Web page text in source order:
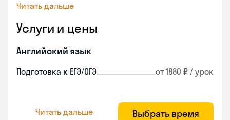
Читать дальше
Услуги и цены
Английский язык
Подготовка к ЕГЭ/ОГЭ от 1880 ₽ / урок
Читать дальше Выбрать время